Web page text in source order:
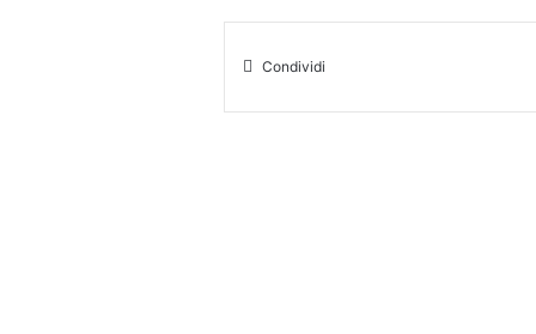
Condividi